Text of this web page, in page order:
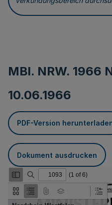
Verkündungsbereich
MBl. NRW. 1966
10.06.1966
PDF-Version
Dokument ausdrucken